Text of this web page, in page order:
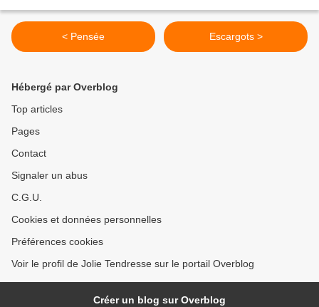
< Pensée Escargots >
Hébergé par Overblog
Top articles
Pages
Contact
Signaler un abus
C.G.U.
Cookies et données personnelles
Préférences cookies
Voir le profil de Jolie Tendresse sur le portail Overblog
Créer un blog sur Overblog